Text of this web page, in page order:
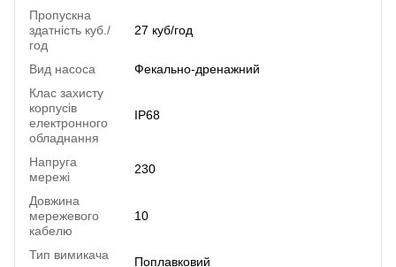
Пропускна
здатність куб./
год
27 куб/год
Вид насоса
Фекально-дренажний
Клас захисту
корпусів
електронного
обладнання
IP68
Напруга
мережі
230
Довжина
мережевого
кабелю
10
Тип вимикача
Поплавковий